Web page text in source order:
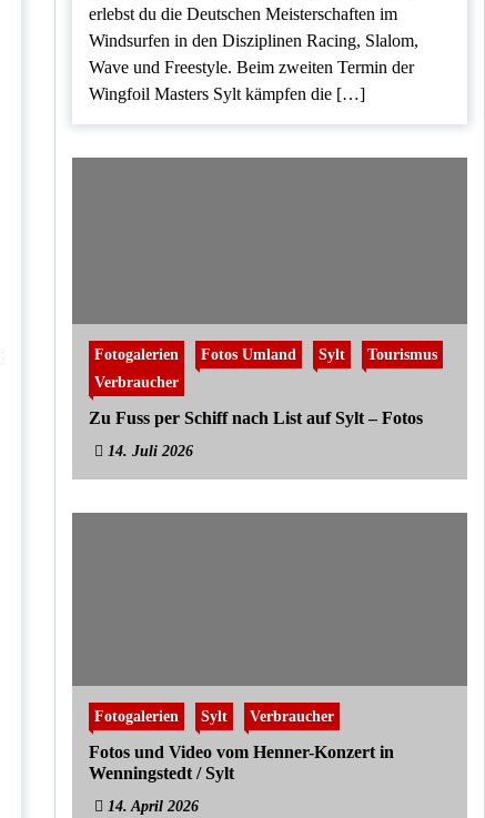
erlebst du die Deutschen Meisterschaften im
Windsurfen in den Disziplinen Racing, Slalom,
Wave und Freestyle. Beim zweiten Termin der
Wingfoil Masters Sylt kämpfen die […]
Fotogalerien Fotos Umland Sylt
Tourismus
Verbraucher
Zu Fuss per Schiff nach List auf Sylt – Fotos
14. Juli 2026
Fotogalerien Sylt Verbraucher
Fotos und Video vom Henner-Konzert in
Wenningstedt / Sylt
14. April 2026